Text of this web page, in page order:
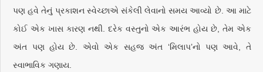
પણ હવે તેનું પ્રકાશન સ્વેચ્છાએ સંકેલી લેવાનો સમય આવ્યો છે. આ માટે
કોઈ એક ખાસ કારણ નથી. દરેક વસ્તુનો એક આરંભ હોય છે, તેમ એક
અંત પણ હોય છે. એવો એક સહજ અંત ‘મિલાપ’નો પણ આવે, તે
સ્વાભાવિક ગણાય.